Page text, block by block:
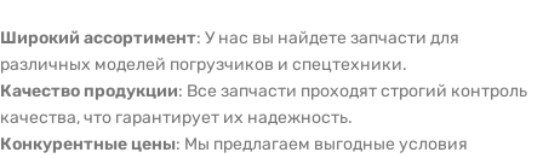
Широкий ассортимент: У нас вы найдете запчасти для
различных моделей погрузчиков и спецтехники.
Качество продукции: Все запчасти проходят строгий контроль
качества, что гарантирует их надежность.
Конкурентные цены: Мы предлагаем выгодные условия